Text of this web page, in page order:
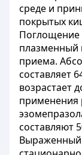
среде и
покрытых
Поглощение
плазменный
приема.
составляет
возрастает
применения
составляют
Выраженный